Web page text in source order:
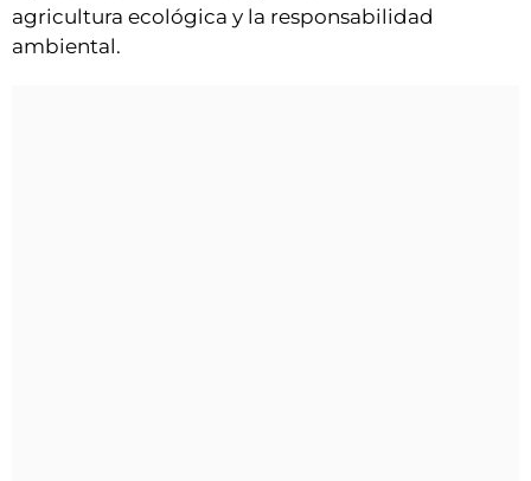
agricultura ecológica y la responsabilidad
ambiental.